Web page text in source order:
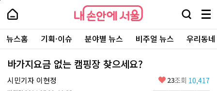
본
로
가
내
손
안
에
서
울
-
서
울
시
내
손
에
울
검
창
열
기
메
뉴
전
체
보
주
요
서
뉴스홈 기획·이슈 분야별 뉴스 비주얼 뉴스 우리동
바가지요금 없는 캠핑장 찾으세요?
시민기자 이현정 좋
23조회 10,417
페
상
단
로